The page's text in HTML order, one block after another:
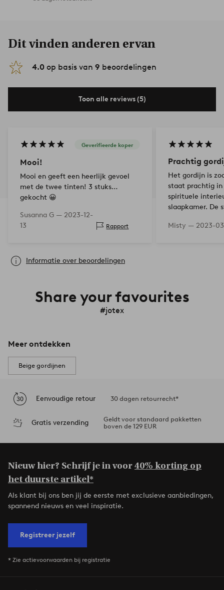
Dit vinden anderen ervan
4.0 op basis van 9 beoordelingen
Toon alle reviews (5)
Geverifieerde koper
Mooi!
Mooi en geeft een heerlijk gevoel
met de twee tinten! 3 stuks
gekocht 😀
Susanna G — 2023-12-
13
Rapport
Prachtig
Het gordijn is
staat prachtig
spirituele
slaapkamer. De
Misty — 2023-
Informatie over beoordelingen
Share your favourites
#jotex
Meer ontdekken
Beige gordijnen
Eenvoudige retour 30 dagen retourrecht*
Gratis verzending
Geldt voor standaard pakketten
boven de 129 EUR
Nieuw hier? Schrijf je in voor40% korting op
het duurste artikel*
Als klant bij ons ben jij de eerste met exclusieve aanbiedingen,
spannend nieuws en veel inspiratie.
Registreer jezelf
* Zie actievoorwaarden bij registratie